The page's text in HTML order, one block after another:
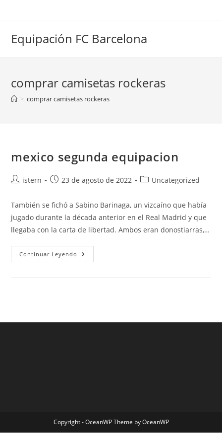
Equipación FC Barcelona
comprar camisetas rockeras
> comprar camisetas rockeras
mexico segunda equipacion
Autor
la
entrada:
istern
Publicación
la
entrada:
23 de agosto de 2022
Categoría
entrada:
Uncategorized
También se fichó a Sabino Barinaga, un vizcaíno que había
jugado durante la década anterior en el Real Madrid y que
llegaba con la carta de libertad. Ambos eran donostiarras,…
Continuar Leyendo Mexico
Segunda
Copyright - OceanWP Theme by OceanWP